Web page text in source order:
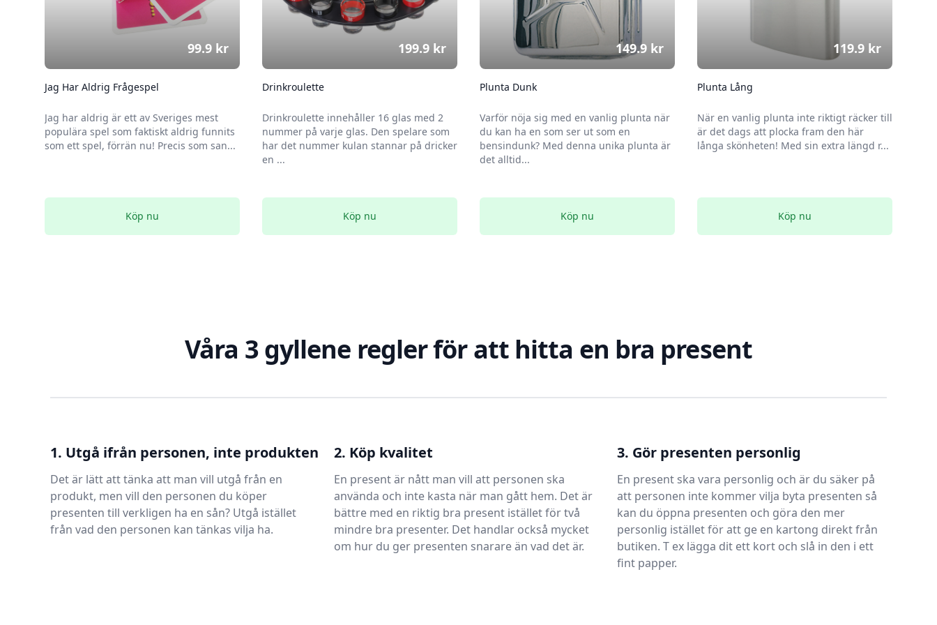
Jag Har Aldrig Frågespel
Jag har aldrig är ett av Sveriges mest
populära spel som faktiskt aldrig funnits
som ett spel, förrän nu! Precis som san...
99.9 kr
Köp nu
Drinkroulette
Drinkroulette innehåller 16 glas med 2
nummer på varje glas. Den spelare som
har det nummer kulan stannar på dricker
en ...
199.9 kr
Köp nu
Plunta Dunk
Varför nöja sig med en vanlig plunta när
du kan ha en som ser ut som en
bensindunk? Med denna unika plunta är
det alltid...
149.9 kr
Köp nu
Plunta Lång
När en vanlig plunta inte riktigt räcker till
är det dags att plocka fram den här
långa skönheten! Med sin extra längd r...
119.9 kr
Köp nu
Våra 3 gyllene regler för att hitta en bra present
1. Utgå ifrån personen, inte produkten
Det är lätt att tänka att man vill utgå från en
produkt, men vill den personen du köper
presenten till verkligen ha en sån? Utgå istället
från vad den personen kan tänkas vilja ha.
2. Köp kvalitet
En present är nått man vill att personen ska
använda och inte kasta när man gått hem. Det är
bättre med en riktig bra present istället för två
mindre bra presenter. Det handlar också mycket
om hur du ger presenten snarare än vad det är.
3. Gör presenten personlig
En present ska vara personlig och är du säker på
att personen inte kommer vilja byta presenten så
kan du öppna presenten och göra den mer
personlig istället för att ge en kartong direkt från
butiken. T ex lägga dit ett kort och slå in den i ett
fint papper.